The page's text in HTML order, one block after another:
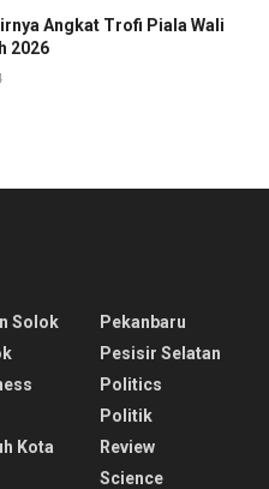
Angkat Trofi Piala Wali
2026
Solok
Kota
Pekanbaru
Pesisir Selatan
Politics
Politik
Review
Science